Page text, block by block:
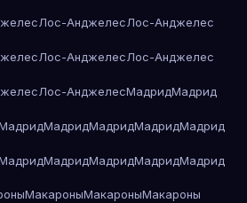
Лос-АнджелесЛос-Анджелес
Лос-АнджелесЛос-Анджелес
Лос-АнджелесМадридМадрид
МадридМадридМадридМадрид
МадридМадридМадридМадрид
МакароныМакароныМакароны